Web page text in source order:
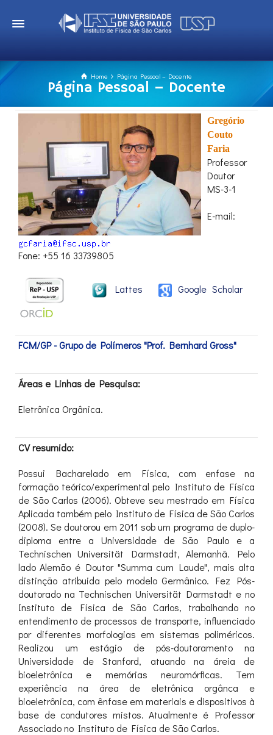
Home Página Pessoal – Docente
Página Pessoal – Docente
Gregório
Couto
Faria
Professor
Doutor
MS-3-1
E-mail:
Fone: +55 16 33739805
Lattes Google Scholar
FCM/GP - Grupo de Polímeros "Prof. Bernhard Gross"
Áreas e Linhas de Pesquisa:
Eletrônica Orgânica.
CV resumido:
Possui Bacharelado em Física, com enfase na
formação teórico/experimental pelo Instituto de Física
de São Carlos (2006). Obteve seu mestrado em Física
Aplicada também pelo Instituto de Física de São Carlos
(2008). Se doutorou em 2011 sob um programa de duplo-
diploma entre a Universidade de São Paulo e a
Technischen Universität Darmstadt, Alemanhã. Pelo
lado Alemão é Doutor "Summa cum Laude", mais alta
distinção atribuida pelo modelo Germânico. Fez Pós-
doutorado na Technischen Universität Darmstadt e no
Instituto de Física de São Carlos, trabalhando no
entendimento de processos de transporte, influenciado
por diferentes morfologias em sistemas poliméricos.
Realizou um estágio de pós-doutoramento na
Universidade de Stanford, atuando na áreia de
bioeletrônica e memórias neuromórficas. Tem
experiência na área de eletrônica orgânca e
bioeletrônica, com ênfase em materiais e dispositivos à
base de condutores mistos. Atualmente é Professor
Associado no Instituto de Física de São Carlos.